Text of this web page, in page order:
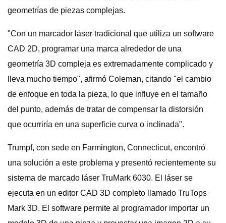
geometrías de piezas complejas.
"Con un marcador láser tradicional que utiliza un software
CAD 2D, programar una marca alrededor de una
geometría 3D compleja es extremadamente complicado y
lleva mucho tiempo", afirmó Coleman, citando "el cambio
de enfoque en toda la pieza, lo que influye en el tamaño
del punto, además de tratar de compensar la distorsión
que ocurriría en una superficie curva o inclinada".
Trumpf, con sede en Farmington, Connecticut, encontró
una solución a este problema y presentó recientemente su
sistema de marcado láser TruMark 6030. El láser se
ejecuta en un editor CAD 3D completo llamado TruTops
Mark 3D. El software permite al programador importar un